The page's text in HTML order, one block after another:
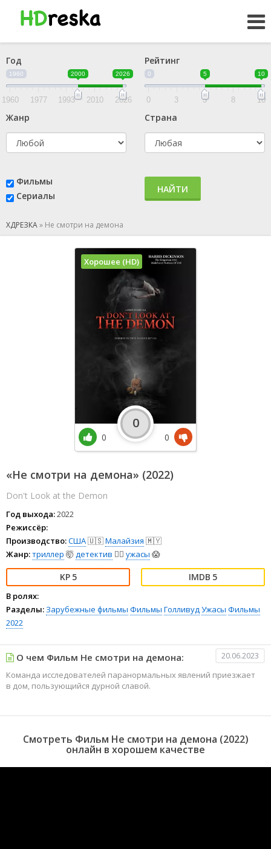
Год
1960 2000 2026
1960 1977 1993 2010 2026
Рейтинг
0 5 10
0 3 5 8 10
Жанр Страна
Фильмы
Сериалы
НАЙТИ
ХДРЕЗКА» Не смотри на демона
«Не смотри на демона» (2022)
Don't Look at the Demon
Год выхода:2022
Режиссёр:
Производство:США🇺🇸Малайзия 🇲🇾
Жанр:триллер 🤯детектив 🕵️‍♂️ ужасы 😱
5 5
В ролях:
Разделы: Зарубежные фильмы Фильмы ГолливудУжасы Фильмы
2022
Хорошее (HD)
0
0
0
О чем Фильм Не смотри на демона: 20.06.2023
Команда исследователей паранормальных явлений приезжает
в дом, пользующийся дурной славой.
Смотреть Фильм Не смотри на демона (2022)
онлайн в хорошем качестве